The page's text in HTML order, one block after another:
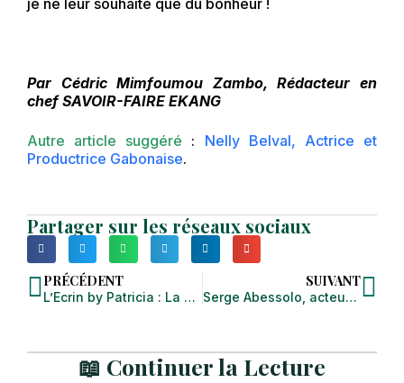
Par Cédric Mimfoumou Zambo, Rédacteur en
chef SAVOIR-FAIRE EKANG
Autre article suggéré : Nelly Belval, Actrice et
Productrice Gabonaise.
Partager sur les réseaux sociaux
PRÉCÉDENT
L’Ecrin by Patricia : La destination par excellence pour l’esthétique et le bien-être au Cameroun
SUIVANT
Serge Abessolo, acteur gabonais : « Partout où se trouvent les Ekang, leur savoir-faire se propage »
📖 Continuer la Lecture